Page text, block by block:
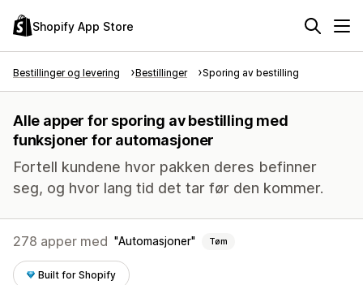
Shopify App Store
Bestillinger og levering Bestillinger Sporing av bestilling
Alle apper for sporing av bestilling med
funksjoner for automasjoner
Fortell kundene hvor pakken deres befinner
seg, og hvor lang tid det tar før den kommer.
278 apper med Automasjoner Tøm
Built for Shopify